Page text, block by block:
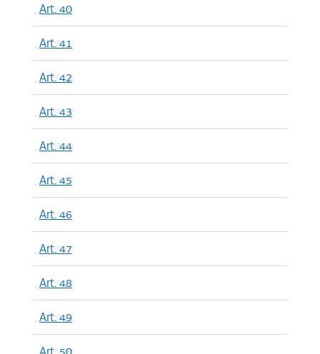
Art. 40
Art. 41
Art. 42
Art. 43
Art. 44
Art. 45
Art. 46
Art. 47
Art. 48
Art. 49